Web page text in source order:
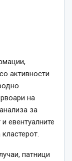
активности
на
за
евентуалните
патници